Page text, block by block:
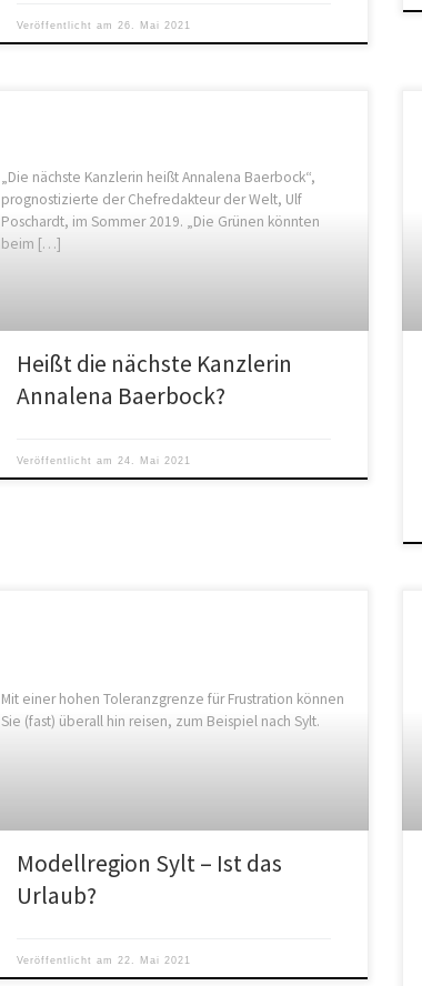
Veröffentlicht am26. Mai 2021
„Die nächste Kanzlerin heißt Annalena Baerbock“,
prognostizierte der Chefredakteur der Welt, Ulf
Poschardt, im Sommer 2019. „Die Grünen könnten
beim […]
Heißt die nächste Kanzlerin
Annalena Baerbock?
Veröffentlicht am24. Mai 2021
Mit einer hohen Toleranzgrenze für Frustration können
Sie (fast) überall hin reisen, zum Beispiel nach Sylt.
Modellregion Sylt – Ist das
Urlaub?
Veröffentlicht am22. Mai 2021